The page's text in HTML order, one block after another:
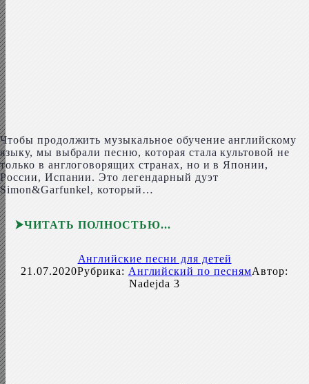
Чтобы продолжить музыкальное обучение английскому
языку, мы выбрали песню, которая стала культовой не
только в англоговорящих странах, но и в Японии,
России, Испании. Это легендарный дуэт
Simon&Garfunkel, который…
ЧИТАТЬ ПОЛНОСТЬЮ
Английские песни для детей
21.07.2020Рубрика: Английский по песнямАвтор:
Nadejda 3